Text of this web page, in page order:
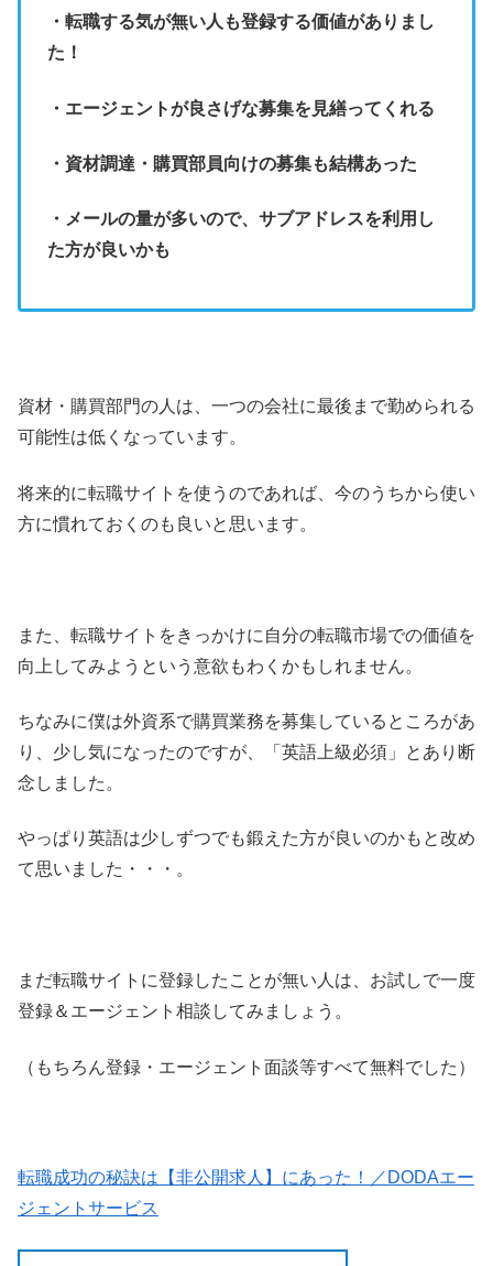
・転職する気が無い人も登録する価値がありまし
た！
・エージェントが良さげな募集を見繕ってくれる
・資材調達・購買部員向けの募集も結構あった
・メールの量が多いので、サブアドレスを利用し
た方が良いかも
資材・購買部門の人は、一つの会社に最後まで勤められる
可能性は低くなっています。
将来的に転職サイトを使うのであれば、今のうちから使い
方に慣れておくのも良いと思います。
また、転職サイトをきっかけに自分の転職市場での価値を
向上してみようという意欲もわくかもしれません。
ちなみに僕は外資系で購買業務を募集しているところがあ
り、少し気になったのですが、「英語上級必須」とあり断
念しました。
やっぱり英語は少しずつでも鍛えた方が良いのかもと改め
て思いました・・・。
まだ転職サイトに登録したことが無い人は、お試しで一度
登録＆エージェント相談してみましょう。
（もちろん登録・エージェント面談等すべて無料でした）
転職成功の秘訣は【非公開求人】にあった！／DODAエー
ジェントサービス